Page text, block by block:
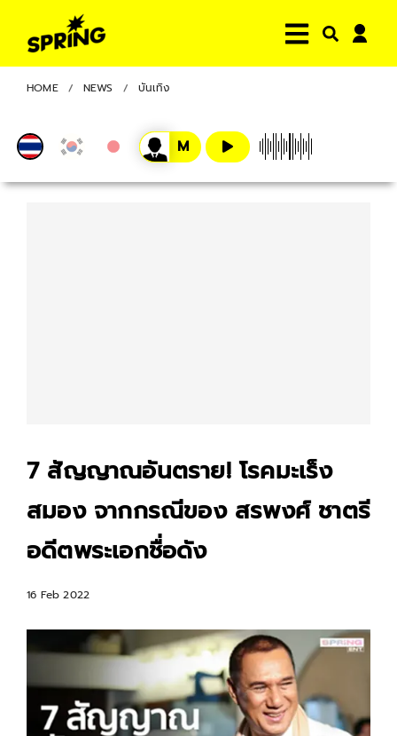
HOME NEWS บันเทิง
7 สัญญาณอันตราย! โรคมะเร็ง
สมอง จากกรณีของ สรพงศ์ ชาตรี
อดีตพระเอกชื่อดัง
16 Feb 2022